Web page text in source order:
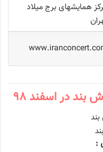
همایشهای برج میلاد
در اسفند ۹۸
: